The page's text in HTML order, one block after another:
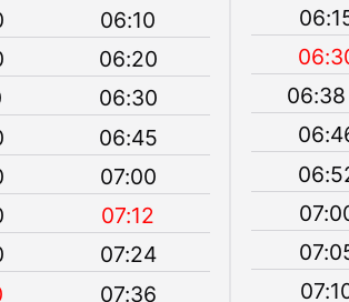
06:10
06:20
06:30
06:45
07:00
07:12
07:24
07:36
06:38